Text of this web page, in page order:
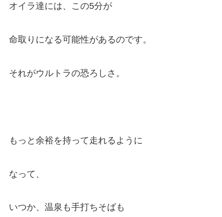
オイラ達には、この5分が
命取りになる可能性があるのです。
それがウルトラの恐ろしさ。
もっと余裕を持って走れるように
なって、
いつか、温泉も手打ちそばも